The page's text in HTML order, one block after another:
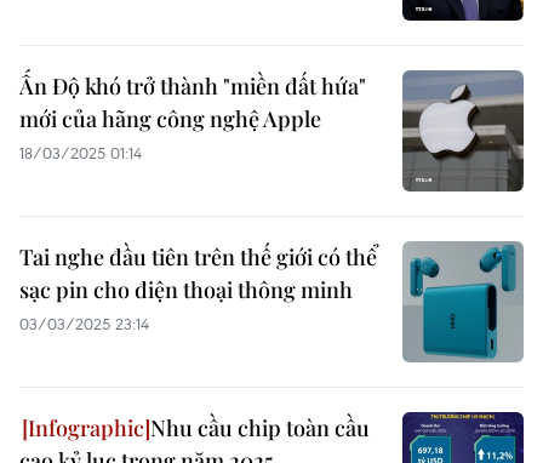
Ấn Độ khó trở thành "miền đất hứa"
mới của hãng công nghệ Apple
18/03/2025 01:14
Tai nghe đầu tiên trên thế giới có thể
sạc pin cho điện thoại thông minh
03/03/2025 23:14
Nhu cầu chip toàn cầu